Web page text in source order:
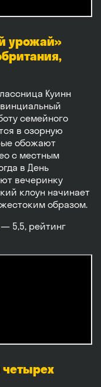
урожай»
Куинн
семейного
в озорную
обожают
с местным
в День
вечеринку
клоун начинает
образом.
— 5,5, рейтинг